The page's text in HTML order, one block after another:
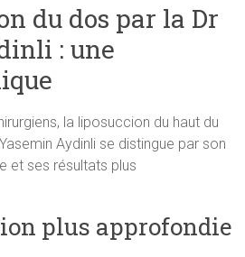
du dos par la Dr
: une
la liposuccion du haut du
Aydinli se distingue par son
et ses résultats plus
plus approfondie